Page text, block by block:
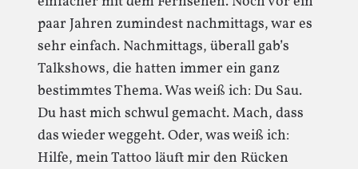
paar Jahren zumindest nachmittags, war es
sehr einfach. Nachmittags, überall gab’s
Talkshows, die hatten immer ein ganz
bestimmtes Thema. Was weiß ich: Du Sau.
Du hast mich schwul gemacht. Mach, dass
das wieder weggeht. Oder, was weiß ich:
Hilfe, mein Tattoo läuft mir den Rücken